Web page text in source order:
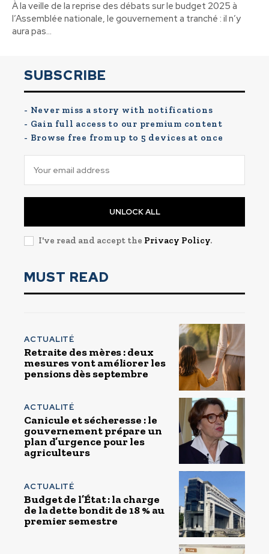
À la veille de la reprise des débats sur le budget 2025 à
l’Assemblée nationale, le gouvernement a tranché : il n’y
aura pas...
SUBSCRIBE
- Never miss a story with notifications
- Gain full access to our premium content
- Browse free from up to 5 devices at once
UNLOCK ALL
I've read and accept the Privacy Policy.
MUST READ
ACTUALITÉ
Retraite des mères : deux
mesures vont améliorer les
pensions dès septembre
ACTUALITÉ
Canicule et sécheresse : le
gouvernement prépare un
plan d’urgence pour les
agriculteurs
ACTUALITÉ
Budget de l’État : la charge
de la dette bondit de 18 % au
premier semestre